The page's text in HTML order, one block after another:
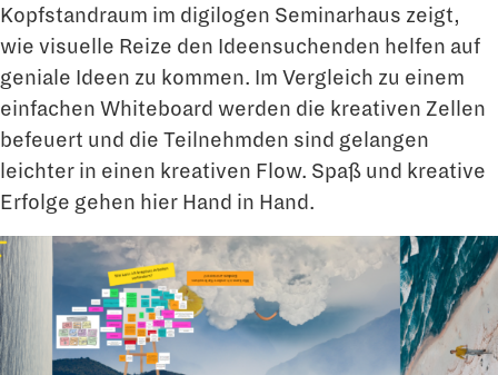
Kopfstandraum im digilogen Seminarhaus zeigt,
wie visuelle Reize den Ideensuchenden helfen auf
geniale Ideen zu kommen. Im Vergleich zu einem
einfachen Whiteboard werden die kreativen Zellen
befeuert und die Teilnehmden sind gelangen
leichter in einen kreativen Flow. Spaß und kreative
Erfolge gehen hier Hand in Hand.